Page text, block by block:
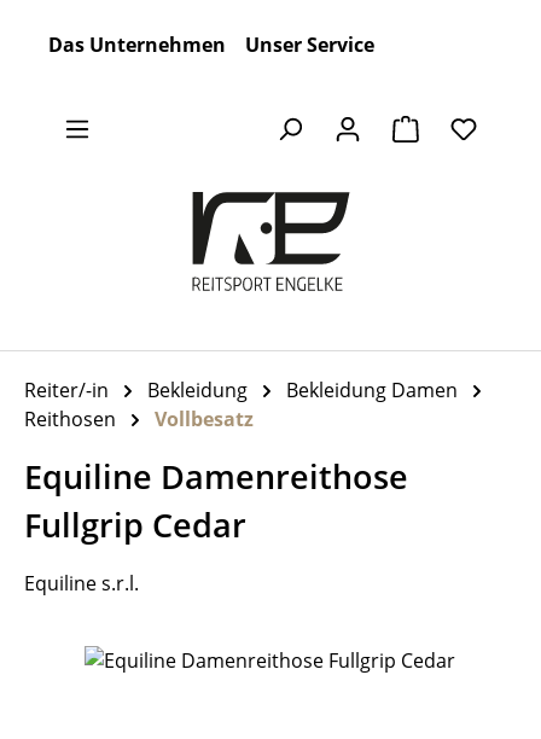
Das Unternehmen Unser Service
Warenkorb
Reiter/-in Bekleidung
Bekleidung Damen
Reithosen
Vollbesatz
Equiline Damenreithose
Fullgrip Cedar
Equiline s.r.l.
Bildergalerie überspringen